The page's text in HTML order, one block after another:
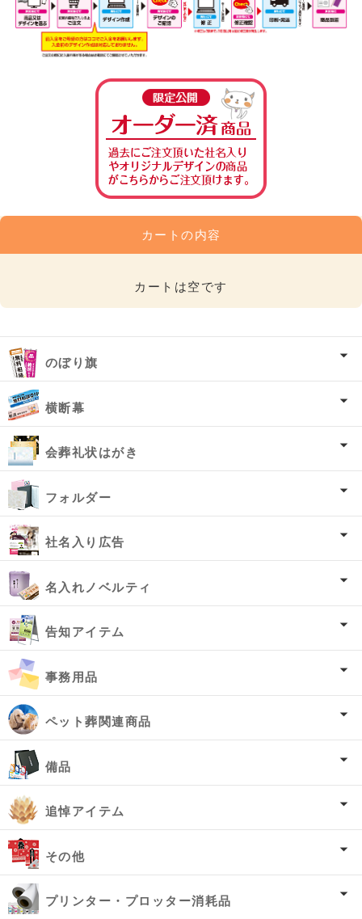
カートの内容
カートは空です
のぼり旗
横断幕
会葬礼状はがき
フォルダー
社名入り広告
名入れノベルティ
告知アイテム
事務用品
ペット葬関連商品
備品
追悼アイテム
その他
プリンター・プロッター消耗品